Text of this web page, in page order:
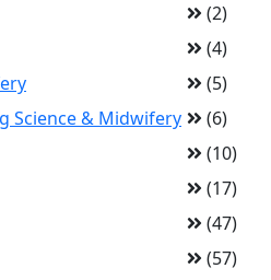
(2)
(4)
(5)
Science & Midwifery
(6)
(10)
(17)
(47)
(57)